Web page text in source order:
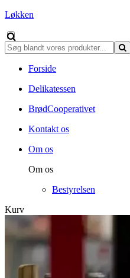
Løkken
Forside
Delikatessen
BrødCooperativet
Kontakt os
Om os
Om os
Bestyrelsen
Kurv